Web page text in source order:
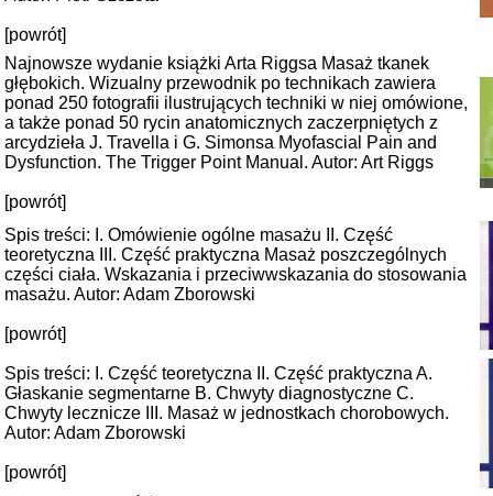
[powrót]
Najnowsze wydanie książki Arta Riggsa Masaż tkanek
głębokich. Wizualny przewodnik po technikach zawiera
ponad 250 fotografii ilustrujących techniki w niej omówione,
a także ponad 50 rycin anatomicznych zaczerpniętych z
arcydzieła J. Travella i G. Simonsa Myofascial Pain and
Dysfunction. The Trigger Point Manual. Autor: Art Riggs
[powrót]
Spis treści: I. Omówienie ogólne masażu II. Część
teoretyczna III. Część praktyczna Masaż poszczególnych
części ciała. Wskazania i przeciwwskazania do stosowania
masażu. Autor: Adam Zborowski
[powrót]
Spis treści: I. Część teoretyczna II. Część praktyczna A.
Głaskanie segmentarne B. Chwyty diagnostyczne C.
Chwyty lecznicze III. Masaż w jednostkach chorobowych.
Autor: Adam Zborowski
[powrót]